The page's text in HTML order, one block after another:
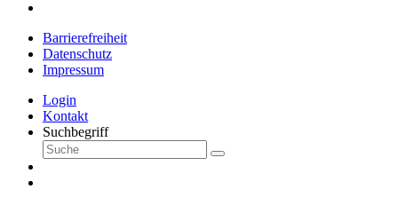
Barrierefreiheit
Datenschutz
Impressum
Login
Kontakt
Suchbegriff